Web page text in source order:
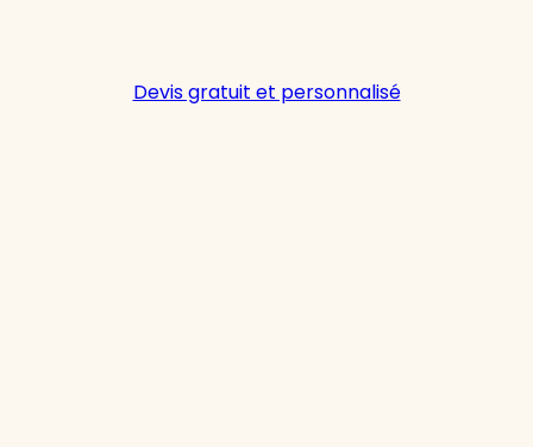
Devis gratuit et personnalisé